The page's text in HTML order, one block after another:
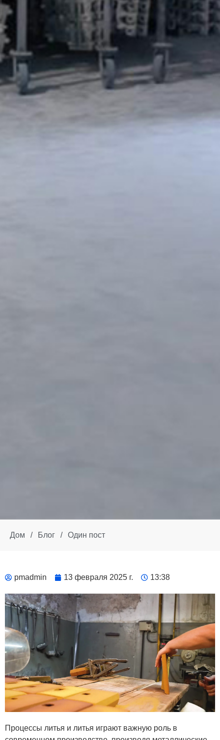
Дом / Блог / Один пост
pmadmin 13 февраля 2025 г. 13:38
Процессы литья и литья играют важную роль в